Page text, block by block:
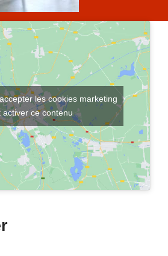
les cookies marketing
activer ce contenu